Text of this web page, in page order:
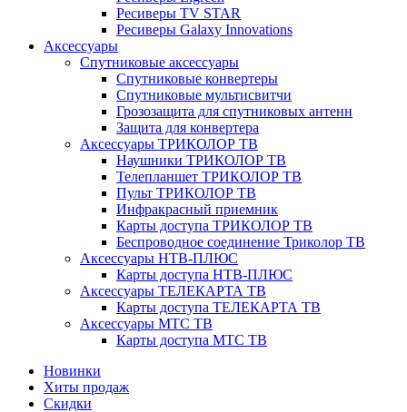
Ресиверы TV STAR
Ресиверы Galaxy Innovations
Аксессуары
Спутниковые аксессуары
Спутниковые конвертеры
Спутниковые мультисвитчи
Грозозащита для спутниковых антенн
Защита для конвертера
Аксессуары ТРИКОЛОР ТВ
Наушники ТРИКОЛОР ТВ
Телепланшет ТРИКОЛОР ТВ
Пульт ТРИКОЛОР ТВ
Инфракрасный приемник
Карты доступа ТРИКОЛОР ТВ
Беспроводное соединение Триколор ТВ
Аксессуары НТВ-ПЛЮС
Карты доступа НТВ-ПЛЮС
Аксессуары ТЕЛЕКАРТА ТВ
Карты доступа ТЕЛЕКАРТА ТВ
Аксессуары МТС ТВ
Карты доступа МТС ТВ
Новинки
Хиты продаж
Скидки